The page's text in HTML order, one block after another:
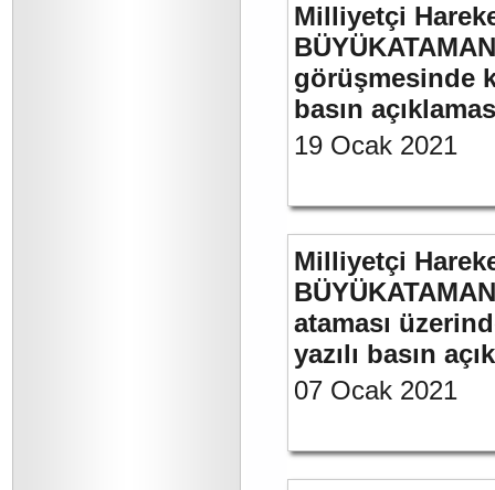
Milliyetçi
görüşmesinde
basın
19 Ocak 2021
Milliyetçi
ataması
yazılı basın
07 Ocak 2021